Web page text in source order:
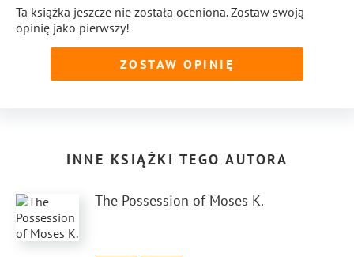
Ta książka jeszcze nie została oceniona. Zostaw swoją
opinię jako pierwszy!
ZOSTAW OPINIĘ
INNE KSIĄŻKI TEGO AUTORA
The Possession of Moses K.